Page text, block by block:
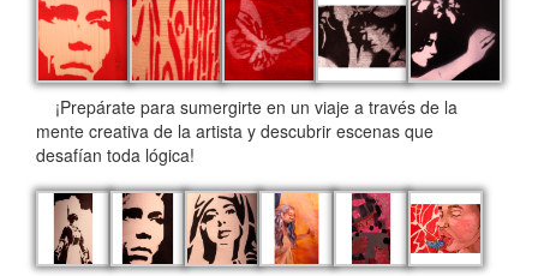
¡Prepárate para sumergirte en un viaje a través de la
mente creativa de la artista y descubrir escenas que
desafían toda lógica!